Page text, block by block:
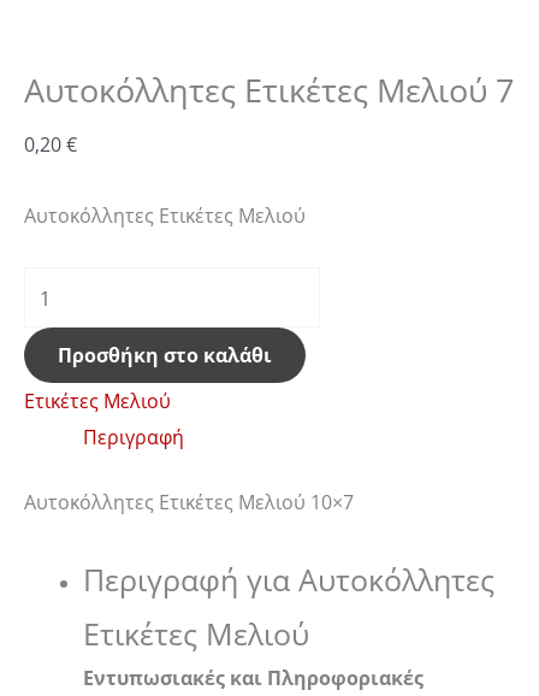
Αυτοκόλλητες Ετικέτες Μελιού 7
0,20€
Αυτοκόλλητες Ετικέτες Μελιού
Προσθήκη στο καλάθι
Ετικέτες Μελιού
Περιγραφή
Αυτοκόλλητες Ετικέτες Μελιού 10×7
Περιγραφή για Αυτοκόλλητες
Ετικέτες Μελιού
Εντυπωσιακές και Πληροφοριακές